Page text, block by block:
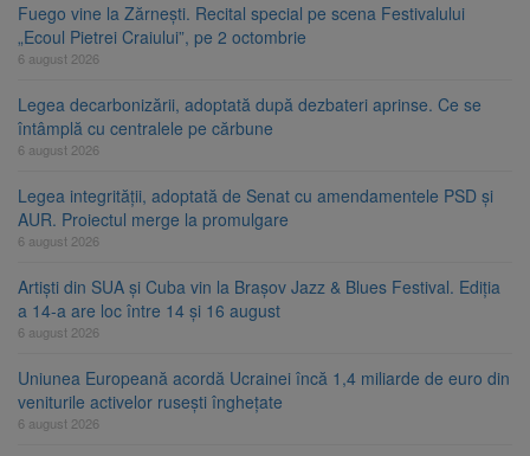
Fuego vine la Zărnești. Recital special pe scena Festivalului
„Ecoul Pietrei Craiului”, pe 2 octombrie
6 august 2026
Legea decarbonizării, adoptată după dezbateri aprinse. Ce se
întâmplă cu centralele pe cărbune
6 august 2026
Legea integrității, adoptată de Senat cu amendamentele PSD și
AUR. Proiectul merge la promulgare
6 august 2026
Artiști din SUA și Cuba vin la Brașov Jazz & Blues Festival. Ediția
a 14-a are loc între 14 și 16 august
6 august 2026
Uniunea Europeană acordă Ucrainei încă 1,4 miliarde de euro din
veniturile activelor rusești înghețate
6 august 2026